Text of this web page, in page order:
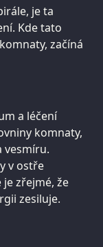
je ta
Kde tato
začíná
a léčení
komnaty,
vesmíru.
v ostře
zřejmé, že
zesiluje.